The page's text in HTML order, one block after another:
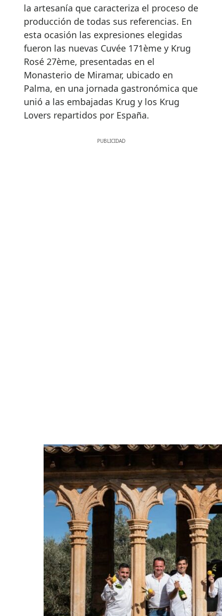
la artesanía que caracteriza el proceso de
producción de todas sus referencias. En
esta ocasión las expresiones elegidas
fueron las nuevas Cuvée 171ème y Krug
Rosé 27ème, presentadas en el
Monasterio de Miramar, ubicado en
Palma, en una jornada gastronómica que
unió a las embajadas Krug y los Krug
Lovers repartidos por España.